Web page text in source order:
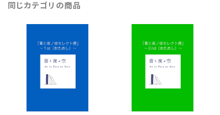
同じカテゴリの商品